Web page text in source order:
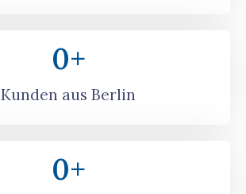
Kunden aus Berlin
0+
0+